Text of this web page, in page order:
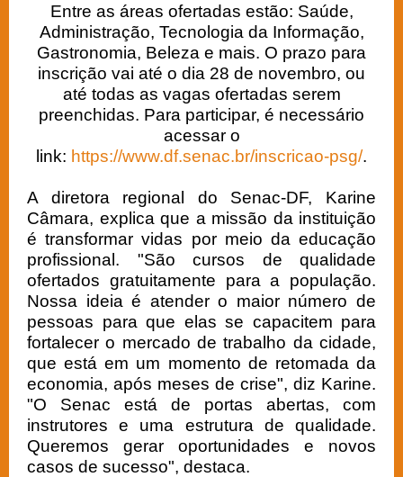
Entre as áreas ofertadas estão: Saúde,
Administração, Tecnologia da Informação,
Gastronomia, Beleza e mais. O prazo para
inscrição vai até o dia 28 de novembro, ou
até todas as vagas ofertadas serem
preenchidas. Para participar, é necessário
acessar o
link: https://www.df.senac.br/inscricao-psg/.
A diretora regional do Senac-DF, Karine
Câmara, explica que a missão da instituição
é transformar vidas por meio da educação
profissional. "São cursos de qualidade
ofertados gratuitamente para a população.
Nossa ideia é atender o maior número de
pessoas para que elas se capacitem para
fortalecer o mercado de trabalho da cidade,
que está em um momento de retomada da
economia, após meses de crise", diz Karine.
"O Senac está de portas abertas, com
instrutores e uma estrutura de qualidade.
Queremos gerar oportunidades e novos
casos de sucesso", destaca.